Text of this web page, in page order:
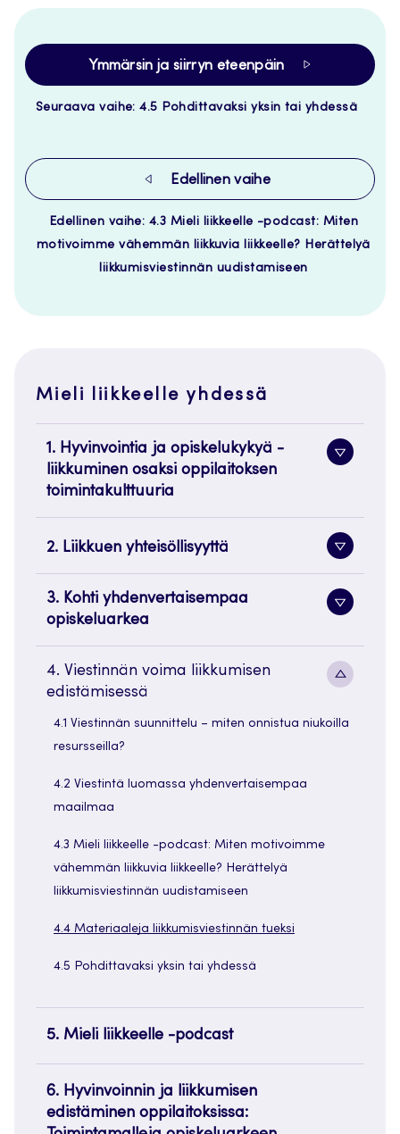
Ymmärsin ja siirryn eteenpäin
Seuraava vaihe: 4.5 Pohdittavaksi yksin tai yhdessä
Edellinen vaihe
Edellinen vaihe: 4.3 Mieli liikkeelle -podcast: Miten
motivoimme vähemmän liikkuvia liikkeelle? Herättelyä
liikkumisviestinnän uudistamiseen
Mieli liikkeelle yhdessä
1. Hyvinvointia ja opiskelukykyä -
liikkuminen osaksi oppilaitoksen
toimintakulttuuria
2. Liikkuen yhteisöllisyyttä
painike
3. Kohti yhdenvertaisempaa
opiskeluarkea
4. Viestinnän voima liikkumisen
edistämisessä
4.1 Viestinnän suunnittelu – miten onnistua niukoilla
resursseilla?
4.2 Viestintä luomassa yhdenvertaisempaa
maailmaa
4.3 Mieli liikkeelle -podcast: Miten motivoimme
vähemmän liikkuvia liikkeelle? Herättelyä
liikkumisviestinnän uudistamiseen
4.4 Materiaaleja liikkumisviestinnän tueksi
4.5 Pohdittavaksi yksin tai yhdessä
5. Mieli liikkeelle -podcast
6. Hyvinvoinnin ja liikkumisen
edistäminen oppilaitoksissa: